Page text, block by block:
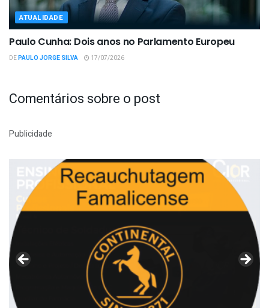
ATUALIDADE
Paulo Cunha: Dois anos no Parlamento Europeu
DEPAULO JORGE SILVA 17/07/2026
Comentários sobre o post
Publicidade